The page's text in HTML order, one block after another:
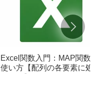
Excel関数入門：MAP関数の
使い方【配列の各要素に処